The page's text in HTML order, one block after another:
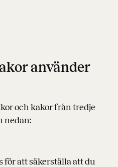
använder
och kakor från tredje
nedan:
för att säkerställa att du